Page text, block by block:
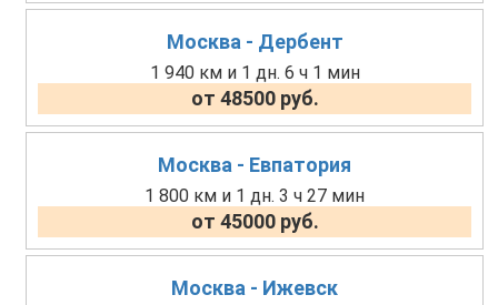
Москва - Дербент
1 940 км и 1 дн. 6 ч 1 мин
от 48500 руб.
Москва - Евпатория
1 800 км и 1 дн. 3 ч 27 мин
от 45000 руб.
Москва - Ижевск